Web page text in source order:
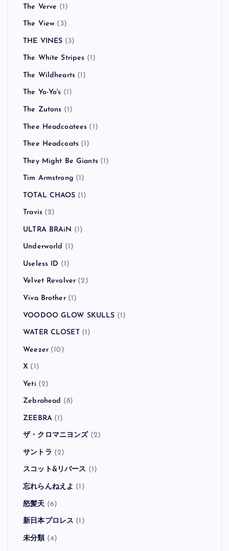
The Verve (1)
The View (3)
THE VINES (3)
The White Stripes (1)
The Wildhearts (1)
The Yo-Yo's (1)
The Zutons (1)
Thee Headcoatees (1)
Thee Headcoats (1)
They Might Be Giants(1)
Tim Armstrong (1)
TOTAL CHAOS (1)
Travis(2)
ULTRA BRAiN (1)
Underworld (1)
Useless ID (1)
Velvet Revolver (2)
Viva Brother(1)
VOODOO GLOW SKULLS (1)
WATER CLOSET(1)
Weezer(10)
X (1)
Yeti (2)
Zebrahead (8)
ZEEBRA(1)
ザ・クロマニヨンズ (2)
サントラ (2)
スコット&リバース (1)
忘れらんねえよ (1)
怒髪天 (6)
新日本プロレス (1)
未分類 (4)